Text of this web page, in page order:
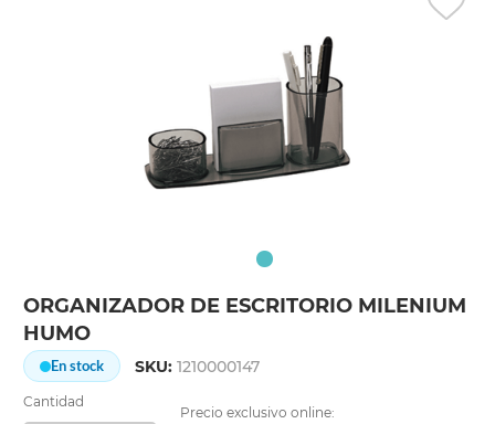
ORGANIZADOR DE ESCRITORIO MILENIUM
HUMO
En stock SKU:1210000147
Cantidad
Precio exclusivo online: